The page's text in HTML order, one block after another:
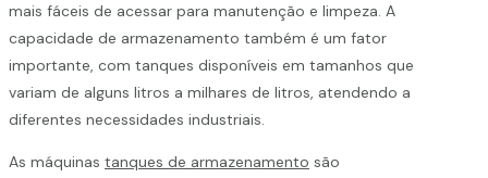
mais fáceis de acessar para manutenção e limpeza. A
capacidade de armazenamento também é um fator
importante, com tanques disponíveis em tamanhos que
variam de alguns litros a milhares de litros, atendendo a
diferentes necessidades industriais.
As máquinas tanques de armazenamento são